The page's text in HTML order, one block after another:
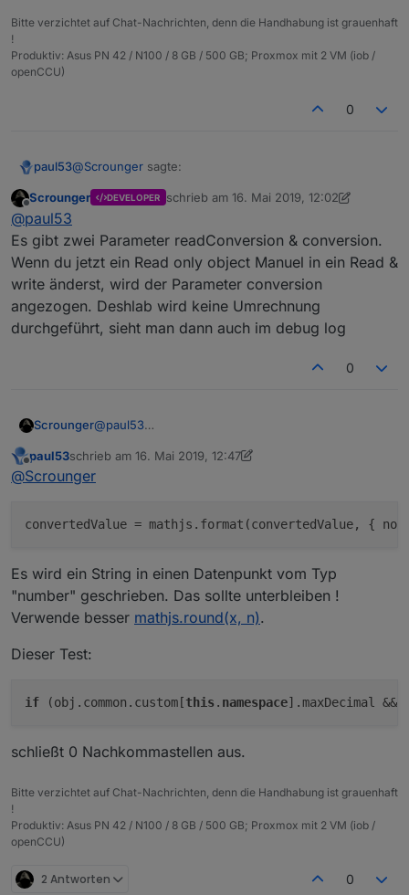
Bitte verzichtet auf Chat-Nachrichten, denn die Handhabung ist grauenhaft
!
Produktiv: Asus PN 42 / N100 / 8 GB / 500 GB; Proxmox mit 2 VM (iob /
openCCU)
0
paul53@Scrounger sagte:
implementiert.
Mit dem habe ich getestet mit parent "read only".
Nach Änderung auf "r/w" sehe ich jetzt die
Einschränkung, dass nur Faktoren erlaubt sind, womit
der Reziprokwert natürlich funktioniert. Beim Test mit
erfolgt allerdings keine Umrechnung,
sondern der Eingabewert wird in beide Richtungen
Offline
Scrounger DEVELOPER schrieb am 16. Mai 2019, 12:02
zuletzt editiert von Scrounger
@paul53
Es gibt zwei Parameter readConversion & conversion.
Wenn du jetzt ein Read only object Manuel in ein Read &
write änderst, wird der Parameter conversion
angezogen. Deshlab wird keine Umrechnung
durchgeführt, sieht man dann auch im debug log
0
Scrounger@paul53
conversion. Wenn du jetzt ein Read only object
Manuel in ein Read & write änderst, wird der
auch im debug log
Offline
paul53schrieb am 16. Mai 2019, 12:47
zuletzt editiert von paul53
@Scrounger
convertedValue = mathjs.format(convertedValue, {
Es wird ein String in einen Datenpunkt vom Typ
"number" geschrieben. Das sollte unterbleiben !
Verwende besser mathjs.round(x, n).
Dieser Test:
if (obj.common.custom[this . namespace
schließt 0 Nachkommastellen aus.
Bitte verzichtet auf Chat-Nachrichten, denn die Handhabung ist grauenhaft
!
Produktiv: Asus PN 42 / N100 / 8 GB / 500 GB; Proxmox mit 2 VM (iob /
openCCU)
2 Antworten 0